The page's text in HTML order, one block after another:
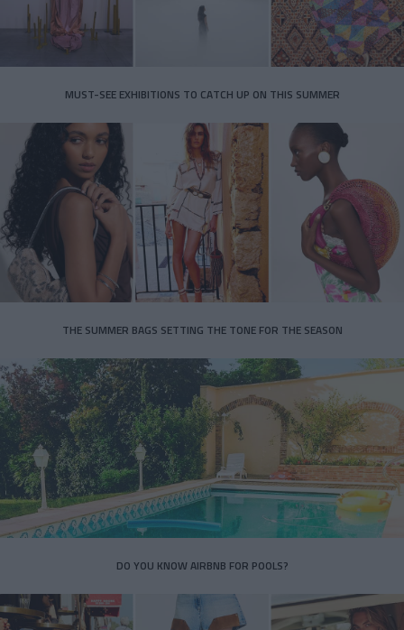
MUST-SEE EXHIBITIONS TO CATCH UP ON THIS SUMMER
THE SUMMER BAGS SETTING THE TONE FOR THE SEASON
DO YOU KNOW AIRBNB FOR POOLS?